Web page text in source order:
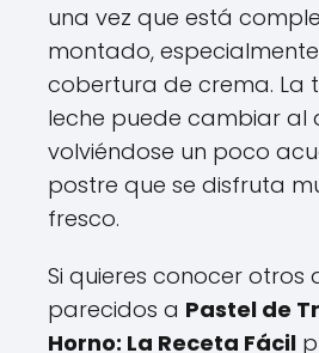
una vez que está
montado,
cobertura de crema. La
leche puede cambiar al
volviéndose un poco
postre que se disfruta
fresco.
Si quieres conocer otros
parecidos a Pastel de
Horno: La Receta Fácil